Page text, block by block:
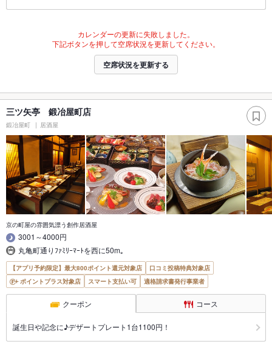
カレンダーの更新に失敗しました。
下記ボタンを押して空席状況を更新してください。
空席状況を更新する
三ツ矢亭 鍛冶屋町店
鍛冶屋町 居酒屋
京の町屋の雰囲気漂う創作居酒屋
3001～4000円
丸亀町通りﾌｧﾐﾘｰﾏｰﾄを西に50m｡
【アプリ予約限定】最大800ポイント還元対象店
口コミ投稿特典対象店
ポイントプラス対象店
スマート支払い可 適格請求書発行事業者
クーポン コース
誕生日や記念に♪デザートプレート1台1100円！